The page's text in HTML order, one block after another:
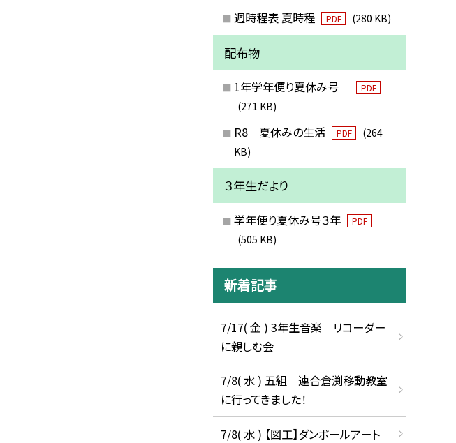
週時程表 夏時程 PDF (280 KB)
配布物
1年学年便り夏休み号 PDF
(271 KB)
R8 夏休みの生活 PDF
(264
KB)
３年生だより
学年便り夏休み号３年 PDF
(505 KB)
新着記事
7/17( 金 ) 3年生音楽 リコーダー
に親しむ会
7/8( 水 ) 五組 連合倉渕移動教室
に行ってきました！
7/8( 水 ) 【図工】ダンボールアート